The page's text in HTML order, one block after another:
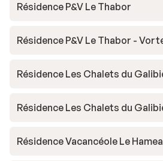
Résidence P&V Le Thabor
Résidence P&V Le Thabor -
Résidence Les Chalets du
Résidence Les Chalets du
Résidence Vacancéole Le